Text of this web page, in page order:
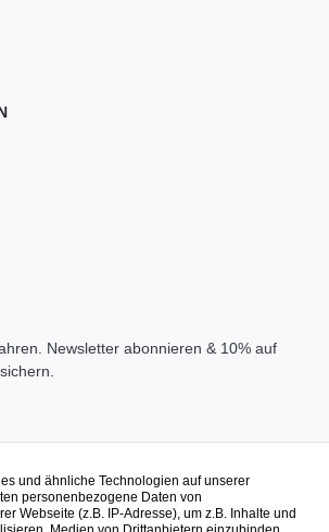
Newsletter abonnieren & 10% auf
die wir anbieten
und ähnliche Technologien auf unserer
personenbezogene Daten von
Webseite (z.B. IP-Adresse), um z.B. Inhalte und